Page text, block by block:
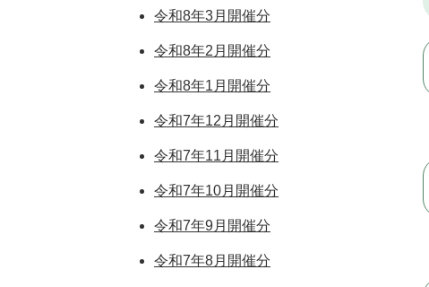
令和8年3月開催分
令和8年2月開催分
令和8年1月開催分
令和7年12月開催分
令和7年11月開催分
令和7年10月開催分
令和7年9月開催分
令和7年8月開催分